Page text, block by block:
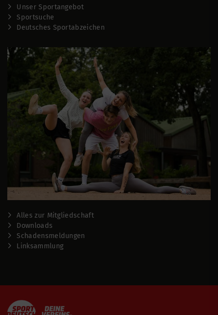
Unser Sportangebot
Sportsuche
Deutsches Sportabzeichen
Alles zur Mitgliedschaft
Downloads
Schadensmeldungen
Linksammlung